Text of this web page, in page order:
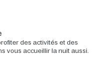
des activités et des
vous accueillir la nuit aussi.